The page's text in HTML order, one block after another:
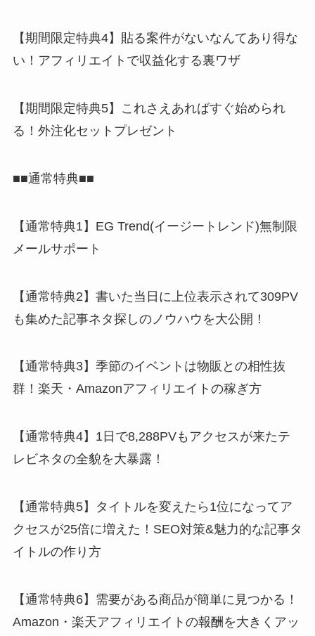
【期間限定特典4】貼る案件がないなんてあり得な
い！アフィリエイトで収益化する裏ワザ
【期間限定特典5】これさえあればすぐ始められ
る！外注化セットプレゼント
■■通常特典■■
【通常特典1】EG Trend(イージートレンド)無制限
メールサポート
【通常特典2】書いた当日に上位表示されて309PV
も集めた記事ネタ探しのノウハウを大公開！
【通常特典3】季節のイベントは物販との相性抜
群！楽天・Amazonアフィリエイトの稼ぎ方
【通常特典4】1日で8,288PVもアクセスが来たテ
レビネタの全貌を大暴露！
【通常特典5】タイトルを変えたら1位になってア
クセスが25倍に増えた！SEO対策&魅力的な記事タ
イトルの作り方
【通常特典6】需要がある商品が簡単に見つかる！
Amazon・楽天アフィリエイトの報酬を大きくアッ